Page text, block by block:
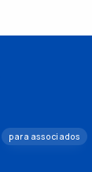
para associados